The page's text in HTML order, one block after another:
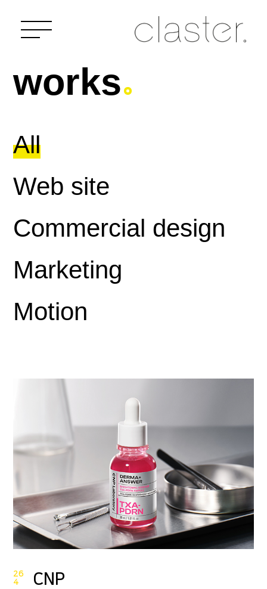
works
All
Web site
Commercial design
Marketing
Motion
26
4
CNP